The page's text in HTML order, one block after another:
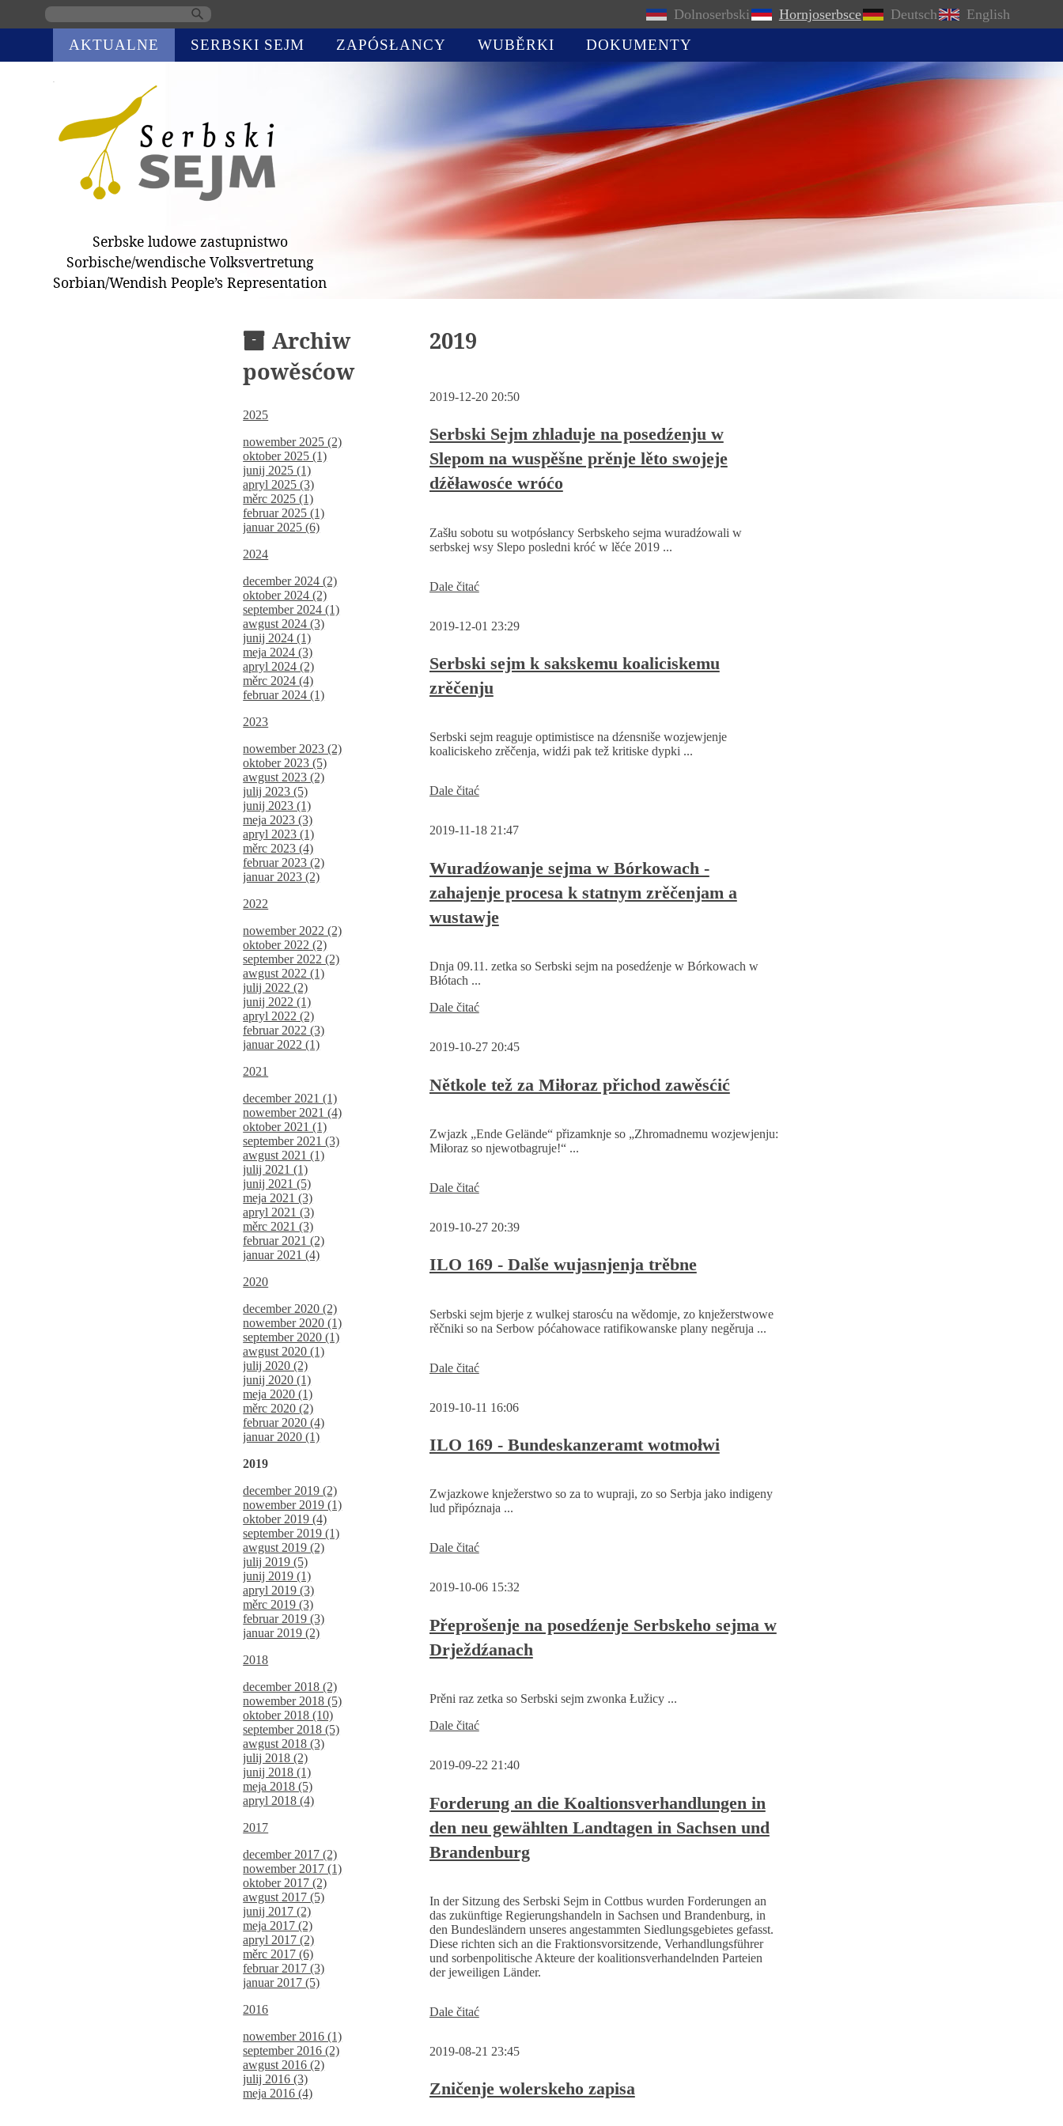
Dolnoserbski Hornjoserbsce Deutsch English
navigation
AKTUALNE SERBSKI SEJM ZAPÓSŁANCY WUBĚRKI DOKUMENTY
Serbske ludowe zastupnistwo
Sorbische/wendische Volksvertretung
Sorbian/Wendish People’s Representation
Archiw
powěsćow
2025
nowember 2025 (2)
oktober 2025 (1)
junij 2025 (1)
apryl 2025 (3)
měrc 2025 (1)
februar 2025 (1)
januar 2025 (6)
2024
december 2024 (2)
oktober 2024 (2)
september 2024 (1)
awgust 2024 (3)
junij 2024 (1)
meja 2024 (3)
apryl 2024 (2)
měrc 2024 (4)
februar 2024 (1)
2023
nowember 2023 (2)
oktober 2023 (5)
awgust 2023 (2)
julij 2023 (5)
junij 2023 (1)
meja 2023 (3)
apryl 2023 (1)
měrc 2023 (4)
februar 2023 (2)
januar 2023 (2)
2022
nowember 2022 (2)
oktober 2022 (2)
september 2022 (2)
awgust 2022 (1)
julij 2022 (2)
junij 2022 (1)
apryl 2022 (2)
februar 2022 (3)
januar 2022 (1)
2021
december 2021 (1)
nowember 2021 (4)
oktober 2021 (1)
september 2021 (3)
awgust 2021 (1)
julij 2021 (1)
junij 2021 (5)
meja 2021 (3)
apryl 2021 (3)
měrc 2021 (3)
februar 2021 (2)
januar 2021 (4)
2020
december 2020 (2)
nowember 2020 (1)
september 2020 (1)
awgust 2020 (1)
julij 2020 (2)
junij 2020 (1)
meja 2020 (1)
měrc 2020 (2)
februar 2020 (4)
januar 2020 (1)
2019
december 2019 (2)
nowember 2019 (1)
oktober 2019 (4)
september 2019 (1)
awgust 2019 (2)
julij 2019 (5)
junij 2019 (1)
apryl 2019 (3)
měrc 2019 (3)
februar 2019 (3)
januar 2019 (2)
2018
december 2018 (2)
nowember 2018 (5)
oktober 2018 (10)
september 2018 (5)
awgust 2018 (3)
julij 2018 (2)
junij 2018 (1)
meja 2018 (5)
apryl 2018 (4)
2017
december 2017 (2)
nowember 2017 (1)
oktober 2017 (2)
awgust 2017 (5)
junij 2017 (2)
meja 2017 (2)
apryl 2017 (2)
měrc 2017 (6)
februar 2017 (3)
januar 2017 (5)
2016
nowember 2016 (1)
september 2016 (2)
awgust 2016 (2)
julij 2016 (3)
meja 2016 (4)
2019
2019-12-20 20:50
Serbski Sejm zhladuje na posedźenju w
Slepom na wuspěšne prěnje lěto swojeje
dźěławosće wróćo
Zašłu sobotu su wotpósłancy Serbskeho sejma wuradźowali w
serbskej wsy Slepo posledni króć w lěće 2019 ...
Dale čitaćSerbski
na
w
Slepom
na
wuspěšne
swojeje
dźěławosće
2019-12-01 23:29
Serbski sejm k sakskemu koaliciskemu
zrěčenju
Serbski sejm reaguje optimistisce na dźensniše wozjewjenje
koaliciskeho zrěčenja, widźi pak tež kritiske dypki ...
Dale čitaćSerbski
sakskemu
zrěčenju
2019-11-18 21:47
Wuradźowanje sejma w Bórkowach -
zahajenje procesa k statnym zrěčenjam a
wustawje
Dnja 09.11. zetka so Serbski sejm na posedźenje w Bórkowach w
Błótach ...
Dale čitaćWuradźowanje
Bórkowach
zahajenje
procesa
zrěčenjam
a
2019-10-27 20:45
Nětkole tež za Miłoraz přichod zawěsćić
Zwjazk „Ende Gelände“ přizamknje so „Zhromadnemu wozjewjenju:
Miłoraz so njewotbagruje!“ ...
Dale čitaćNětkole
Miłoraz
zawěsćić
2019-10-27 20:39
ILO 169 - Dalše wujasnjenja trěbne
Serbski sejm bjerje z wulkej starosću na wědomje, zo knježerstwowe
rěčniki so na Serbow póćahowace ratifikowanske plany negěruja ...
Dale čitaćILO
Dalše
trěbne
2019-10-11 16:06
ILO 169 - Bundeskanzeramt wotmołwi
Zwjazkowe knježerstwo so za to wupraji, zo so Serbja jako indigeny
lud připóznaja ...
Dale čitaćILO
Bundeskanzeramt
2019-10-06 15:32
Přeprošenje na posedźenje Serbskeho sejma w
Drježdźanach
Prěni raz zetka so Serbski sejm zwonka Łužicy ...
Dale čitaćPřeprošenje
Serbskeho
Drježdźanach
2019-09-22 21:40
Forderung an die Koaltionsverhandlungen in
den neu gewählten Landtagen in Sachsen und
Brandenburg
In der Sitzung des Serbski Sejm in Cottbus wurden Forderungen an
das zukünftige Regierungshandeln in Sachsen und Brandenburg, in
den Bundesländern unseres angestammten Siedlungsgebietes gefasst.
Diese richten sich an die Fraktionsvorsitzende, Verhandlungsführer
und sorbenpolitische Akteure der koalitionsverhandelnden Parteien
der jeweiligen Länder.
Dale čitaćForderung
Koaltionsverhandlungen
den
neu
2019-08-21 23:45
Zničenje wolerskeho zapisa